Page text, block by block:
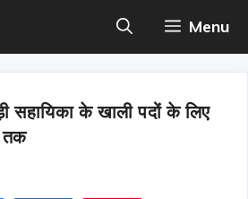
Menu
सहायिका के खाली पदों के लिए
तक